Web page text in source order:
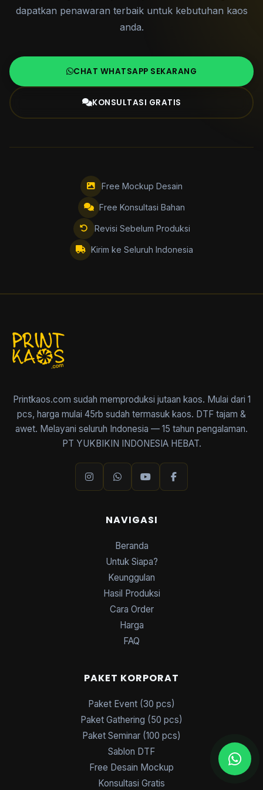
dapatkan penawaran terbaik untuk kebutuhan kaos
anda.
CHAT WHATSAPP SEKARANG
KONSULTASI GRATIS
Free Mockup Desain
Free Konsultasi Bahan
Revisi Sebelum Produksi
Kirim ke Seluruh Indonesia
Printkaos.com sudah memproduksi jutaan kaos. Mulai dari 1
pcs, harga mulai 45rb sudah termasuk kaos. DTF tajam &
awet. Melayani seluruh Indonesia — 15 tahun pengalaman.
PT YUKBIKIN INDONESIA HEBAT.
NAVIGASI
Beranda
Untuk Siapa?
Keunggulan
Hasil Produksi
Cara Order
Harga
FAQ
PAKET KORPORAT
Paket Event (30 pcs)
Paket Gathering (50 pcs)
Paket Seminar (100 pcs)
Sablon DTF
Free Desain Mockup
Konsultasi Gratis